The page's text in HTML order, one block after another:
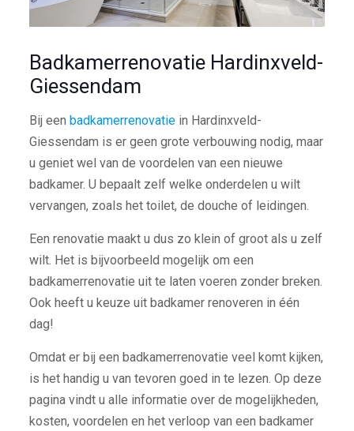
Badkamerrenovatie Hardinxveld-
Giessendam
Bij een badkamerrenovatiein Hardinxveld-
Giessendam is er geen grote verbouwing nodig, maar
u geniet wel van de voordelen van een nieuwe
badkamer. U bepaalt zelf welke onderdelen u wilt
vervangen, zoals het toilet, de douche of leidingen.
Een renovatie maakt u dus zo klein of groot als u zelf
wilt. Het is bijvoorbeeld mogelijk om een
badkamerrenovatie uit te laten voeren zonder breken.
Ook heeft u keuze uit badkamer renoveren in één
dag!
Omdat er bij een badkamerrenovatie veel komt kijken,
is het handig u van tevoren goed in te lezen. Op deze
pagina vindt u alle informatie over de mogelijkheden,
kosten, voordelen en het verloop van een badkamer